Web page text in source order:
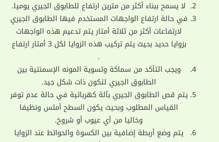
لا يسمح ببناء أكثر من مترين ارتفاع للطابوق الجيري يوميا.
في حالة ارتفاع الواجهات المستخدم فيها الطابوق الجيري
لارتفاعات أكثر من ثلاثة أمتار يتم تدعيم هذه الواجهات
بزوايا حديد بحيث يتم تركيب هذه الزوايا لكل 3 أمتار ارتفاع
.
ويجب التأكد من سماكة وتسوية المونه الإسمنتية بين
الطابوق الجيري لتكون ذات شكل جيد.
يتم قص الطابوق الجيري بآلة كهربائية في حالة عدم توفر
القياس المطلوب وبحيث يكون السطح أملس ونظيفا
وخاليا من أي عيوب أو شروخ.
يتم وضع أربطة إضافية بين الكسوة والحوائط عند الزوايا